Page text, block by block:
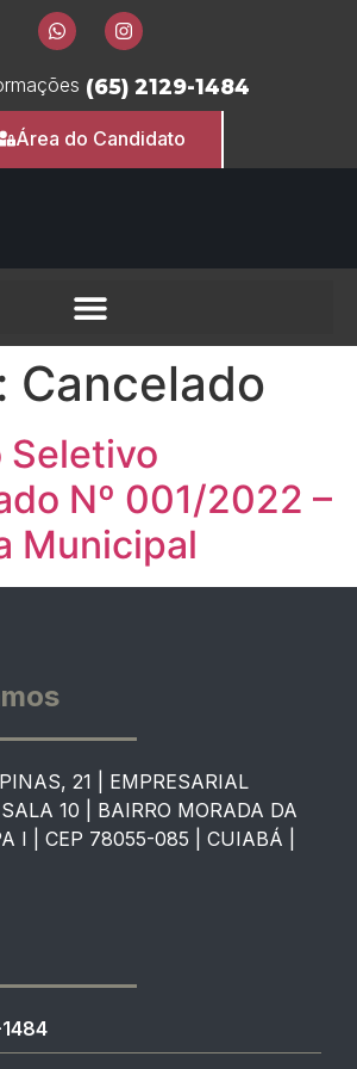
(65) 2129-1484
Área do Candidato
Cancelado
Seletivo
Nº 001/2022 –
Municipal
21 | EMPRESARIAL
10 | BAIRRO MORADA DA
I | CEP 78055-085 | CUIABÁ |